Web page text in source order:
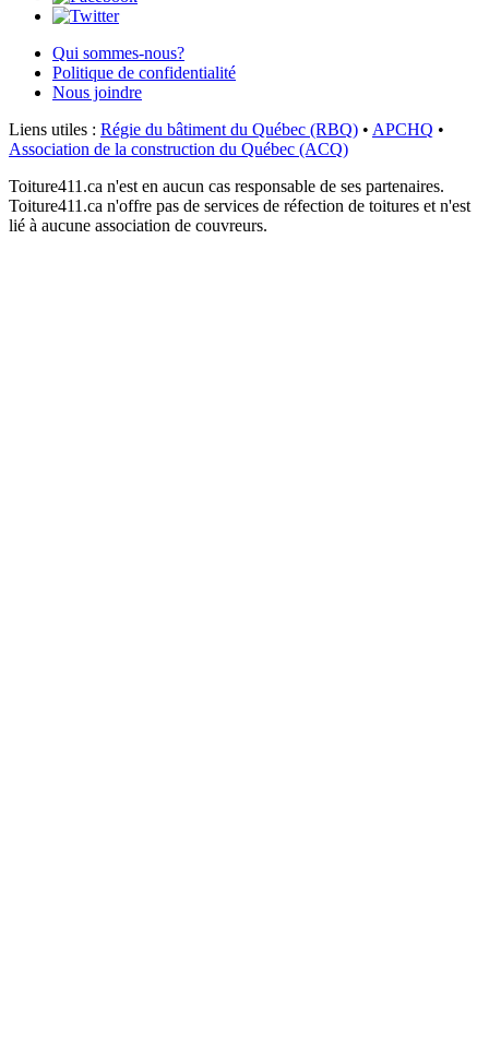
Qui sommes-nous?
Politique de confidentialité
Nous joindre
Liens utiles : Régie du bâtiment du Québec (RBQ) • APCHQ •
Association de la construction du Québec (ACQ)
Toiture411.ca n'est en aucun cas responsable de ses partenaires.
Toiture411.ca n'offre pas de services de réfection de toitures et n'est
lié à aucune association de couvreurs.